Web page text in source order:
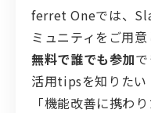
ferret Oneでは、
ミュニティをご用意
無料で誰でも参加
活用tipsを知りたい
「機能改善に携わ